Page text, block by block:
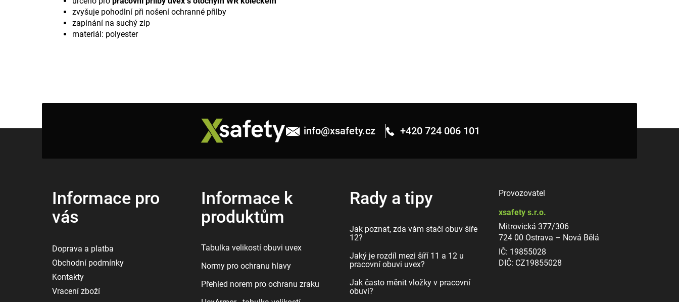
zvyšuje pohodlní při nošení ochranné přilby
zapínání na suchý zip
materiál: polyester
info@xsafety.cz +420 724 006 101
Informace pro
vás
Doprava a platba
Obchodní podmínky
Kontakty
Vracení zboží
Informace k
produktům
Tabulka velikostí obuvi uvex
Normy pro ochranu hlavy
Přehled norem pro ochranu zraku
Rady a tipy
Jak poznat, zda vám stačí obuv šíře
12?
Jaký je rozdíl mezi šíří 11 a 12 u
pracovní obuvi uvex?
Jak často měnit vložky v pracovní
obuvi?
Provozovatel
xsafety s.r.o.
Mitrovická 377/306
724 00 Ostrava – Nová Bělá
IČ: 19855028
DIČ: CZ19855028